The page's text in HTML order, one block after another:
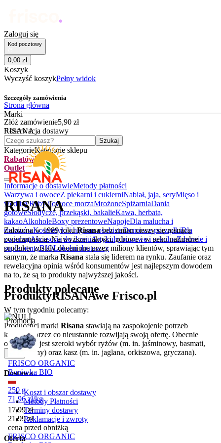
Zaloguj się
Kod pocztowy
0,00 zł
Koszyk
Wyczyść koszykPełny widok
Szczegóły zamówienia
Złóż zamówienie5,90 zł
Rezerwacja dostawy
Czego szukasz?
Szukaj
KategorieKategorie sklepu
Rabatówka
Outlet
Informacje o dostawieMetody płatności
Warzywa i owoceZ piekarni i cukierniNabiał, jaja, seryMięso i
wędlinyRyby i owoce morzaMrożoneSpiżarniaDania
gotoweSłodycze, przekąski, bakalieKawa, herbata,
kakaoAlkoholeBoxy prezentoweNapojeDla malucha i
rodzicówKosmetyki i higiena osobistaDomowe porządkiDla
zwierzątAkcesoria do domuArtykuły biurowe i szkolneZdrowie i
suplementyBIOLokalni dostawcy
Produkty polecane
W tym tygodniu polecamy:
Promocja
FRISCO ORGANIC
Borówka BIO
250 g
71,96 zł/kg
Cena promocyjna
17,99 zł
21,99 zł
cena przed obniżką
FRISCO ORGANIC
Strona główna
Marki
RISANA
RISANA
Założona w 1989 rokuRisanabez zmian cieszy się rosnącą
popularnością. Najwyższej jakości, zdrowe i w pełni naturalne
produkty zostały docenione przez miliony klientów, sprawiając tym
samym, że marka Risana stała się liderem na rynku. Zaufanie oraz
rewelacyjna opinia wśród konsumentów jest najlepszym dowodem
na to, że są to produkty najwyższej jakości.
ProduktyRISANAwe Frisco.pl
Producenci marki Risana stawiają na zaspokojenie potrzeb
klientów, przez co nieustannie rozwijają swoją ofertę. Obecnie
oferowany jest szeroki wybór ryżów (m. in. jaśminowy, basmati,
dziki, czarny) oraz kasz (m. in. jaglana, orkiszowa, gryczana).
Dostawa
Koszt i obszar dostawy
Metody Płatności
Terminy dostawy
Reklamacje i zwroty
Oferta